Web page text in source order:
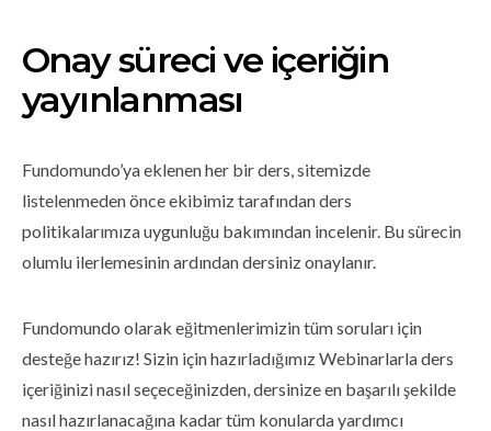
Onay süreci ve içeriğin
yayınlanması
Fundomundo’ya eklenen her bir ders, sitemizde
listelenmeden önce ekibimiz tarafından ders
politikalarımıza uygunluğu bakımından incelenir. Bu sürecin
olumlu ilerlemesinin ardından dersiniz onaylanır.
Fundomundo olarak eğitmenlerimizin tüm soruları için
desteğe hazırız! Sizin için hazırladığımız Webinarlarla ders
içeriğinizi nasıl seçeceğinizden, dersinize en başarılı şekilde
nasıl hazırlanacağına kadar tüm konularda yardımcı